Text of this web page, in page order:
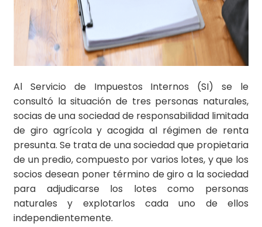
Al Servicio de Impuestos Internos (SI) se le
consultó la situación de tres personas naturales,
socias de una sociedad de responsabilidad limitada
de giro agrícola y acogida al régimen de renta
presunta. Se trata de una sociedad que propietaria
de un predio, compuesto por varios lotes, y que los
socios desean poner término de giro a la sociedad
para adjudicarse los lotes como personas
naturales y explotarlos cada uno de ellos
independientemente.